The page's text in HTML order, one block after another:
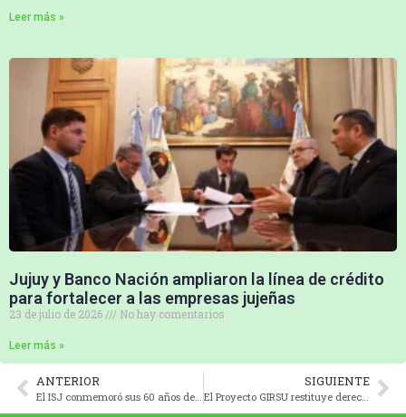
Leer más »
Jujuy y Banco Nación ampliaron la línea de crédito
para fortalecer a las empresas jujeñas
23 de julio de 2026 No hay comentarios
Leer más »
ANTERIOR SIGUIENTE
El Proyecto GIRSU restituye derechos y fortalece emprendimientos de economía circular